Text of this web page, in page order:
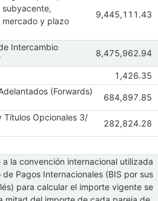
vigente por tipo de instrumento,
Mostrar gráfica de la serie Importe total
de Importe total vigente
subyacente,
y plazo
Abr 2026May
9,445,111.43
Intercambio (Swaps) 3/
Mostrar gráfica de la serie Contratos de Intercambio
de Contratos de
Intercambio
Abr 2026May
8,475,962.94
de Futuros 6/
Abr 2026
1,426.35
(Forwards) 5/
Mostrar gráfica de la serie Contratos Adelantados
de Contratos Adelantados
(Forwards)
Abr 2026
684,897.85
Títulos Opcionales 3/ 10/
Mostrar gráfica de la serie Opciones y Títulos Opcionales 3/
de Opciones y Títulos
Títulos Opcionales 3/
Abr 2026
282,824.28
de Notas:
a la convención internacional utilizada
de Pagos Internacionales (BIS por sus
para calcular el importe vigente se